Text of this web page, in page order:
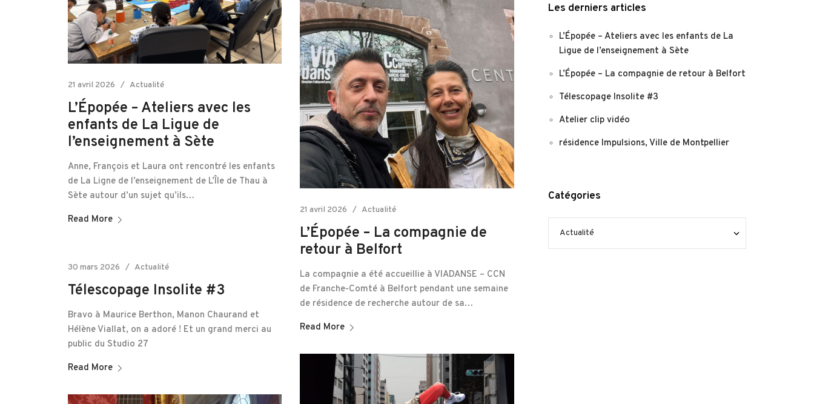
21 avril 2026 Actualité
L’Épopée – Ateliers avec les
enfants de La Ligue de
l’enseignement à Sète
Anne, François et Laura ont rencontré les enfants
de La Ligne de l’enseignement de L’Île de Thau à
Sète autour d’un sujet qu’ils…
Read More
21 avril 2026 Actualité
L’Épopée – La compagnie de
retour à Belfort
La compagnie a été accueillie à VIADANSE – CCN
de Franche-Comté à Belfort pendant une semaine
de résidence de recherche autour de sa…
Read More
30 mars 2026 Actualité
Télescopage Insolite #3
Bravo à Maurice Berthon, Manon Chaurand et
Hélène Viallat, on a adoré ! Et un grand merci au
public du Studio 27
Read More
Les derniers articles
L’Épopée – Ateliers avec les enfants de La
Ligue de l’enseignement à Sète
L’Épopée – La compagnie de retour à Belfort
Télescopage Insolite #3
Atelier clip vidéo
résidence Impulsions, Ville de Montpellier
Catégories